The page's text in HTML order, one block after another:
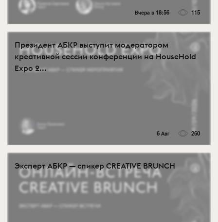
Вчера в 18:56 115
Президент АБКР выступит модератором
креативной сессии конференции на HouseHold
Expo 2...
6 Авг 260
Эксперт АБКР — спикер CREATIVE BRUNCH